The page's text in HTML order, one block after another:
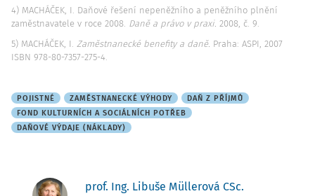
4) MACHÁČEK, I. Daňové řešení nepeněžního a peněžního plnění
zaměstnavatele v roce 2008. Daně a právo v praxi. 2008, č. 9.
5) MACHÁČEK, I. Zaměstnanecké benefity a daně. Praha: ASPI, 2007
ISBN 978-80-7357-275-4.
POJISTNÉ ZAMĚSTNANECKÉ VÝHODY
DAŇ Z PŘÍJMŮ
FOND KULTURNÍCH A SOCIÁLNÍCH POTŘEB
DAŇOVÉ VÝDAJE (NÁKLADY)
prof. Ing. Libuše Müllerová CSc.